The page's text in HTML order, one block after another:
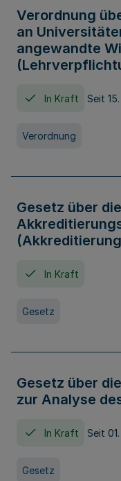
Verordnung
an
angewandte
In Kraft Seit
Verordnung
Gesetz über
In Kraft
Gesetz
Gesetz über
zur Analyse
In Kraft Seit
Gesetz